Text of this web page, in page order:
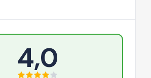
4,0